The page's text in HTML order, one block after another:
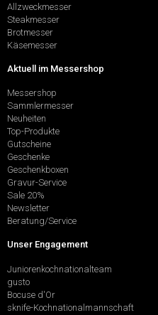
Allzweckmesser
Steakmesser
Brotmesser
Käsemesser
Aktuell im Messershop
Messershop
Sammlermesser
Neuheiten
Top-Produkte
Gutscheine
Geschenke
Geschenkboxen
Gravur-Service
Sale 20%
Newsletter
Beratung/Service
Unser Engagement
Juniorenkochnationalteam
gusto
Bocuse d'Or
sknife-Kochnationalmannschaft